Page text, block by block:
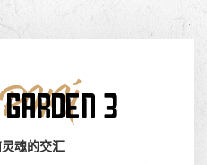
3
魂的交汇